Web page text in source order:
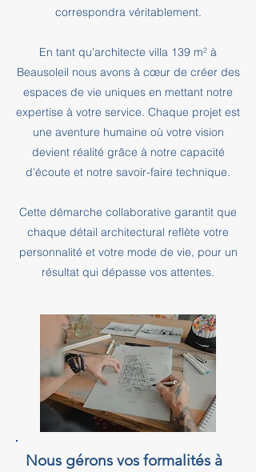
correspondra véritablement.
En tant qu'architecte villa 139 m² à
Beausoleil nous avons à cœur de créer des
espaces de vie uniques en mettant notre
expertise à votre service. Chaque projet est
une aventure humaine où votre vision
devient réalité grâce à notre capacité
d'écoute et notre savoir-faire technique.
Cette démarche collaborative garantit que
chaque détail architectural reflète votre
personnalité et votre mode de vie, pour un
résultat qui dépasse vos attentes.
Nous gérons vos formalités à